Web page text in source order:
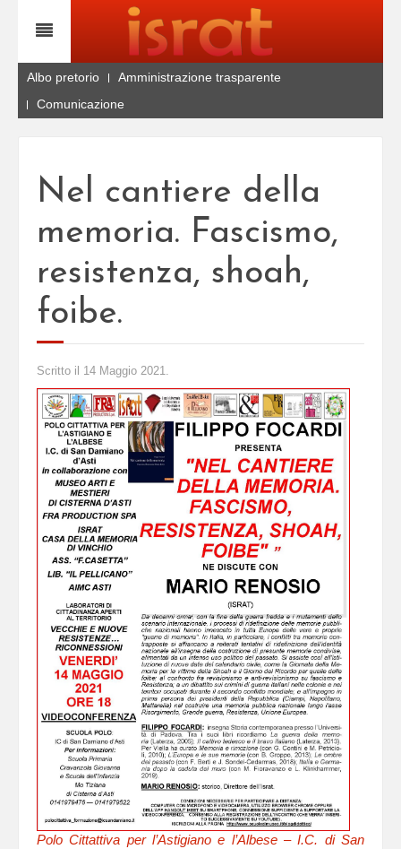
Albo pretorio
Amministrazione trasparente
Comunicazione
Nel cantiere della
memoria. Fascismo,
resistenza, shoah,
foibe.
Scritto il 14 Maggio 2021.
Polo Cittattiva per l’Astigiano e l’Albese – I.C. di San